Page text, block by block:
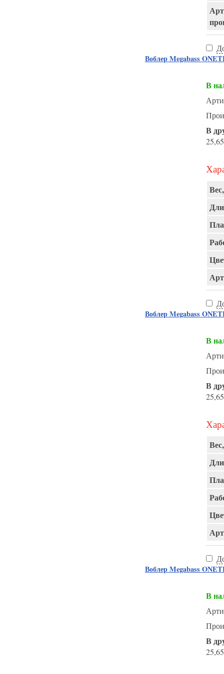
Воблер Megabass
В
В
Воблер Megabass
В
В
Воблер Megabass
В
В